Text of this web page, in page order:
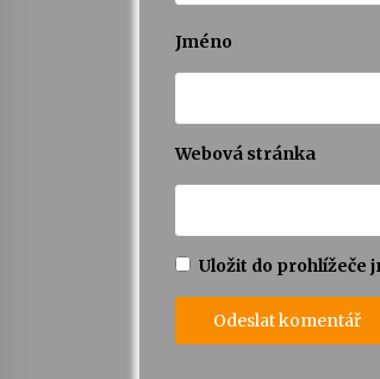
Jméno
Webová stránka
Uložit do prohlížeče